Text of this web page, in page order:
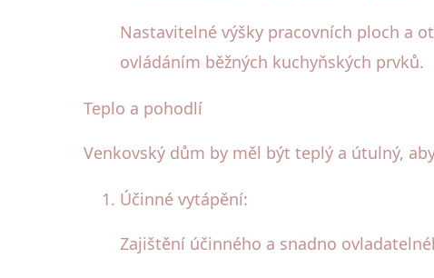
Nastavitelné výšky pracovních ploch a
ovládáním běžných kuchyňských prvků.
Teplo a pohodlí
Venkovský dům by měl být teplý a útulný,
Účinné vytápění:
Zajištění účinného a snadno